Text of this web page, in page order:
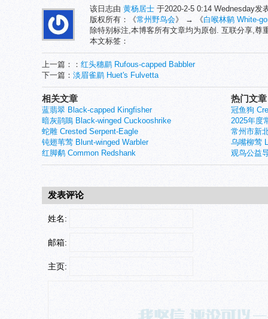
该日志由 黄杨居士 于2020-2-5 0:14 Wednesday发
版权所有：《常州野鸟会》 → 《白喉林鹟 White-
除特别标注,本博客所有文章均为原创. 互联分享,尊
本文标签：
上一篇：： 红头穗鹛 Rufous-capped Babbler
下一篇： 淡眉雀鹛 Huet's Fulvetta
热门文章
冠鱼狗
2025年度
常州市新
乌嘴柳莺
观鸟公益
相关文章
蓝翡翠 Black-capped Kingfisher
暗灰鹃鵙 Black-winged Cuckooshrike
蛇雕 Crested Serpent-Eagle
钝翅苇莺 Blunt-winged Warbler
红脚鹬 Common Redshank
发表评论
姓名:
邮箱:
主页: